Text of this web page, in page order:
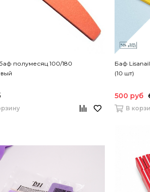
полумесяц 100/180
Баф
(10 шт)
500 руб
В